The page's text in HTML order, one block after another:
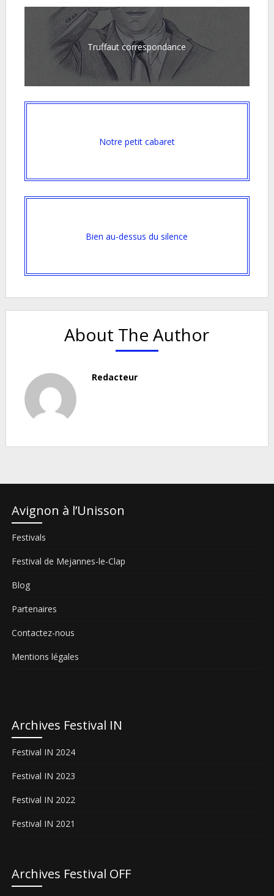
Truffaut correspondance
Notre petit cabaret
Bien au-dessus du silence
About The Author
Redacteur
Avignon à l’Unisson
Festivals
Festival de Mejannes-le-Clap
Blog
Partenaires
Contactez-nous
Mentions légales
Archives Festival IN
Festival IN 2024
Festival IN 2023
Festival IN 2022
Festival IN 2021
Archives Festival OFF